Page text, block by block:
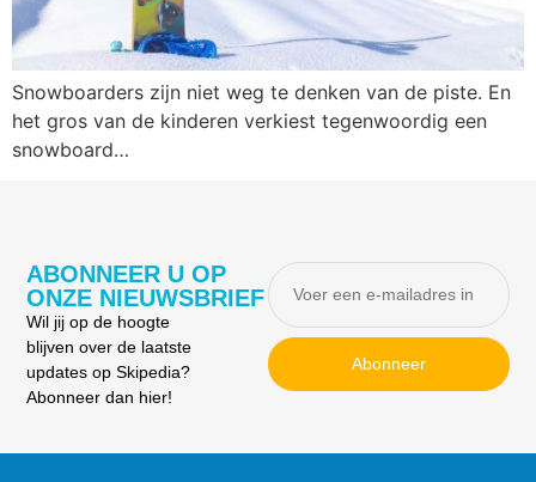
Snowboarders zijn niet weg te denken van de piste. En
het gros van de kinderen verkiest tegenwoordig een
snowboard…
ABONNEER U OP
ONZE NIEUWSBRIEF
Wil jij op de hoogte
blijven over de laatste
updates op Skipedia?
Abonneer dan hier!
Abonneer